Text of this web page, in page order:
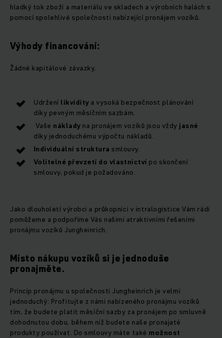
hladký tok zboží a materiálu ve skladech a výrobních halách s
pomocí spolehlivé společnosti nabízející pronájem vozíků.
Výhody financování:
Žádné kapitálové závazky.
Udržení likvidity a vysoká bezpečnost plánování
díky pevným měsíčním sazbám.
Vaše náklady na pronájem vozíků jsou vždy jasné
díky jednoduchému výpočtu nákladů.
Individuální strukturasmlouvy.
Volitelné převzetí do vlastnictví po skončení
smlouvy, pokud je požadováno.
Jako dlouholetí výrobci a průkopníci v intralogistice Vám rádi
pomůžeme a podpoříme Vás našimi atraktivními řešeními
pronájmu vozíků Jungheinrich.
Místo nákupu vozíků si je jednoduše
pronajměte.
Princip pronájmu u společnosti Jungheinrich je velmi
jednoduchý: Profitujte z námi nabízeného pronájmu vozíků
tím, že budete platit měsíční sazby za pronájem po smluvně
dohodnutou dobu, během níž budete naše pronajaté
produkty používat. Do smlouvy máte také možnost